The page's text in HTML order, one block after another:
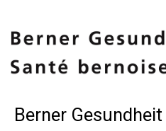
Berner Gesundheit